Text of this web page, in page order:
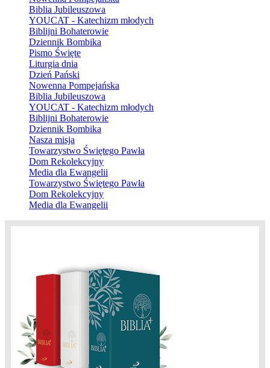
Biblia Jubileuszowa
YOUCAT - Katechizm młodych
Biblijni Bohaterowie
Dziennik Bombika
Pismo Święte
Liturgia dnia
Dzień Pański
Nowenna Pompejańska
Biblia Jubileuszowa
YOUCAT - Katechizm młodych
Biblijni Bohaterowie
Dziennik Bombika
Nasza misja
Towarzystwo Świętego Pawła
Dom Rekolekcyjny
Media dla Ewangelii
Towarzystwo Świętego Pawła
Dom Rekolekcyjny
Media dla Ewangelii